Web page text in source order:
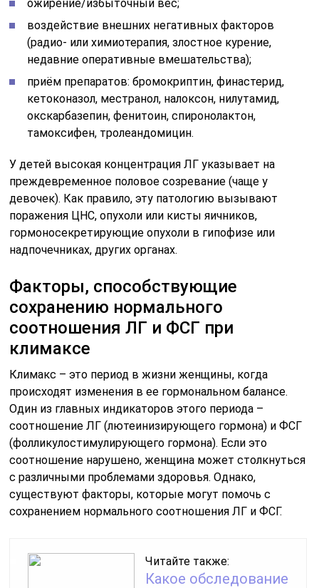
ожирение/избыточный вес;
воздействие внешних негативных факторов
(радио- или химиотерапия, злостное курение,
недавние оперативные вмешательства);
приём препаратов: бромокриптин, финастерид,
кетоконазол, местранол, налоксон, нилутамид,
окскарбазепин, фенитоин, спиронолактон,
тамоксифен, тролеандомицин.
У детей высокая концентрация ЛГ указывает на
преждевременное половое созревание (чаще у
девочек). Как правило, эту патологию вызывают
поражения ЦНС, опухоли или кисты яичников,
гормоносекретирующие опухоли в гипофизе или
надпочечниках, других органах.
Факторы, способствующие
сохранению нормального
соотношения ЛГ и ФСГ при
климаксе
Климакс – это период в жизни женщины, когда
происходят изменения в ее гормональном балансе.
Один из главных индикаторов этого периода –
соотношение ЛГ (лютеинизирующего гормона) и ФСГ
(фолликулостимулирующего гормона). Если это
соотношение нарушено, женщина может столкнуться
с различными проблемами здоровья. Однако,
существуют факторы, которые могут помочь с
сохранением нормального соотношения ЛГ и ФСГ.
Читайте также:
Какое обследование